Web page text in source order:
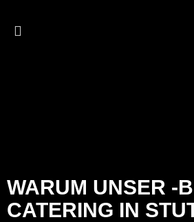
WARUM UNSER -
CATERING IN